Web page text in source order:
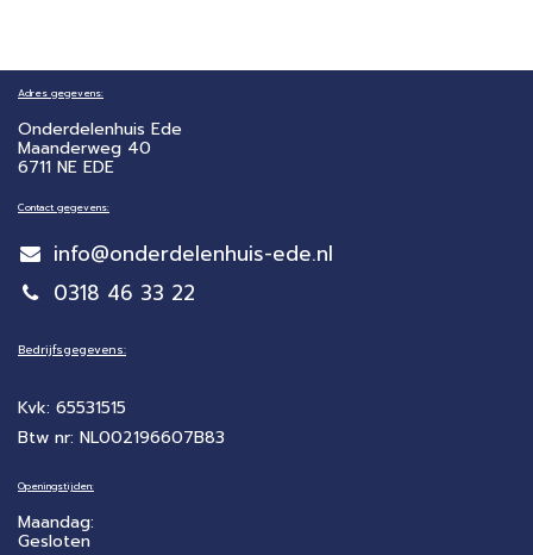
Adres gegevens:
Onderdelenhuis Ede
Maanderweg 40
6711 NE EDE
Contact gegevens:
info@onderdelenhuis-ede.nl
0318 46 33 22
Bedrijfsgegevens:
Kvk: 65531515
Btw nr: NL002196607B83
Openingstijden:
Maandag:
Gesloten